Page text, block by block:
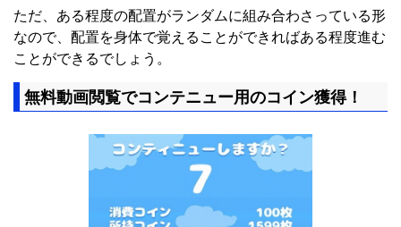
ただ、ある程度の配置がランダムに組み合わさっている形
なので、配置を身体で覚えることができればある程度進む
ことができるでしょう。
無料動画閲覧でコンテニュー用のコイン獲得！